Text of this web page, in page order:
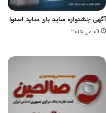
آگهی جشنواره ساید بای ساید اسنوا
۰۹ می ۲۰۱۵